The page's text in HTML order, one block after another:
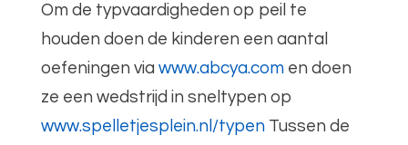
Om de typvaardigheden op peil te
houden doen de kinderen een aantal
oefeningen via www.abcya.comen doen
ze een wedstrijd in sneltypen op
www.spelletjesplein.nl/typen Tussen de